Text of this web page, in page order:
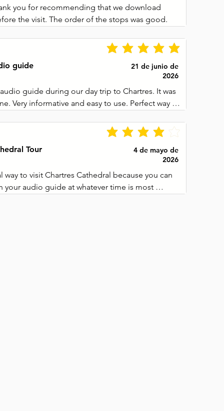
you for recommending that we download
the visit. The order of the stops was good.
guide
21 de junio de
2026
guide during our day trip to Chartres. It was
Very informative and easy to use. Perfect way to
a year I think, which is helpful to revisit
you’re home.
Tour
4 de mayo de
2026
way to visit Chartres Cathedral because you can
your audio guide at whatever time is most